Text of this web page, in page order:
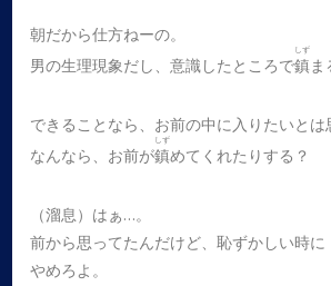
朝だから仕方ねーの。
男の生理現象だし、意識したところで鎮
しず
ま
できることなら、お前の中に入りたいとは
なんなら、お前が鎮
しず
めてくれたりする？
（溜息）はぁ…。
前から思ってたんだけど、恥ずかしい時
やめろよ。